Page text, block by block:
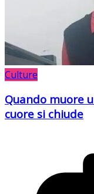
Culture
Quando muore
cuore si chiude